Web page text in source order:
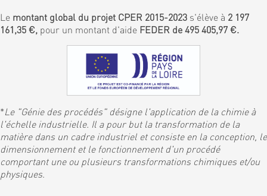
Le montant global du projet CPER 2015-2023 s'élève à 2 197
161,35 €, pour un montant d'aide FEDER de 495 405,97 €.
*Le "Génie des procédés" désigne l'application de la chimie à
l'échelle industrielle. Il a pour but la transformation de la
matière dans un cadre industriel et consiste en la conception, le
dimensionnement et le fonctionnement d'un procédé
comportant une ou plusieurs transformations chimiques et/ou
physiques.